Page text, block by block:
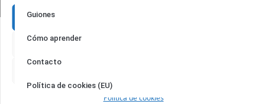
Política de cookies
Guiones
Cómo aprender
Contacto
Política de cookies (EU)
© 2017 – 2024 |Audioacademy
email:eshop@audioacademyeu.eu